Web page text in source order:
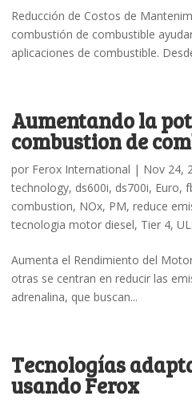
Reducción de Costos de
combustión de combustible
aplicaciones de combustible.
Aumentando la
combustion de
por Ferox International | Nov 24,
technology, ds600i, ds700i, Euro,
combustion, NOx, PM,reduce
tecnologia motor diesel, Tier 4,
Aumenta el Rendimiento del
otras se centran en reducir las
adrenalina, que buscan...
Tecnologías
usando Ferox